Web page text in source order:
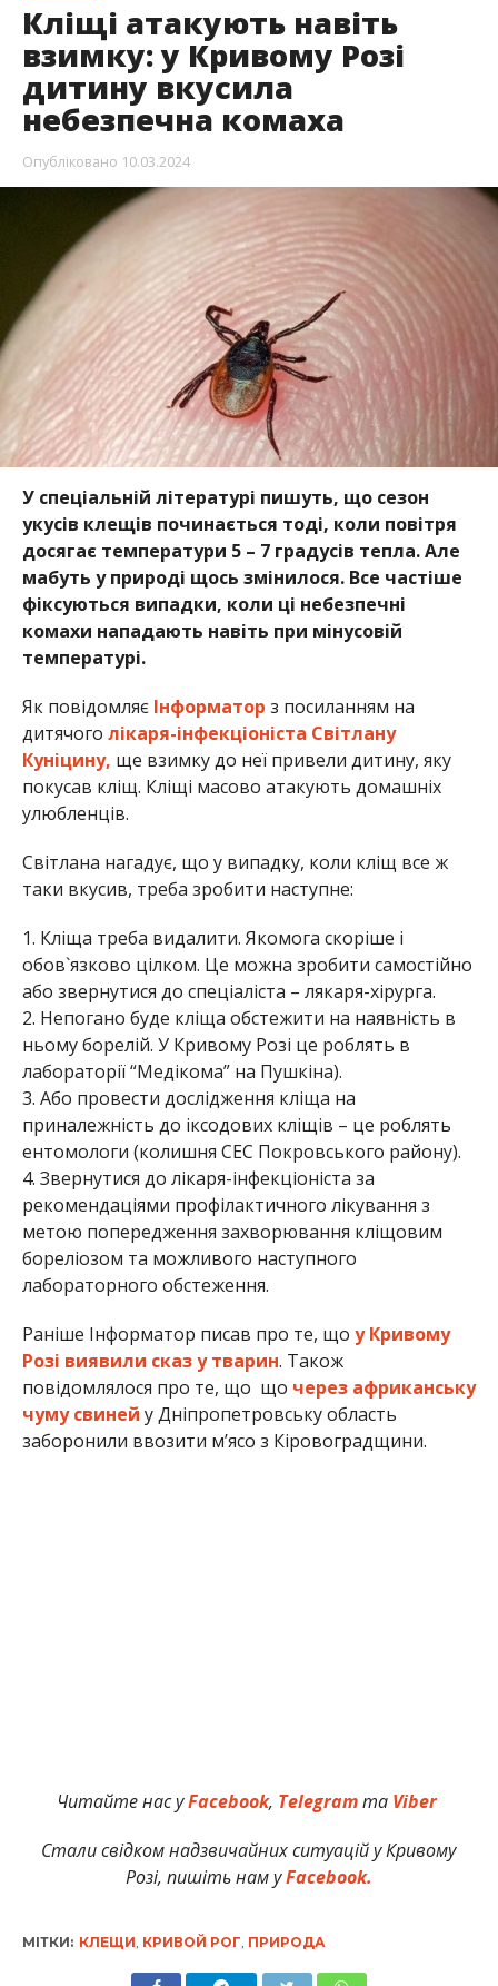
Кліщі атакують навіть
взимку: у Кривому Розі
дитину вкусила
небезпечна комаха
Опубліковано 10.03.2024
У спеціальній літературі пишуть, що сезон
укусів клещів починається тоді, коли повітря
досягає температури 5 – 7 градусів тепла. Але
мабуть у природі щось змінилося. Все частіше
фіксуються випадки, коли ці небезпечні
комахи нападають навіть при мінусовій
температурі.
Як повідомляє Інформатор з посиланням на
дитячого лікаря-інфекціоніста Світлану
Куніцину, ще взимку до неї привели дитину, яку
покусав кліщ. Кліщі масово атакують домашніх
улюбленців.
Світлана нагадує, що у випадку, коли кліщ все ж
таки вкусив, треба зробити наступне:
1. Кліща треба видалити. Якомога скоріше і
обов`язково цілком. Це можна зробити самостійно
або звернутися до спеціаліста – лякаря-хірурга.
2. Непогано буде кліща обстежити на наявність в
ньому борелій. У Кривому Розі це роблять в
лабораторії “Медікома” на Пушкіна).
3. Або провести дослідження кліща на
приналежність до іксодових кліщів – це роблять
ентомологи (колишня СЕС Покровського району).
4. Звернутися до лікаря-інфекціоніста за
рекомендаціями профілактичного лікування з
метою попередження захворювання кліщовим
бореліозом та можливого наступного
лабораторного обстеження.
Раніше Інформатор писав про те, що у Кривому
Розі виявили сказ у тварин. Також
повідомлялося про те, що що через африканську
чуму свиней у Дніпропетровську область
заборонили ввозити м’ясо з Кіровоградщини.
Читайте нас уFacebook, Telegramта Viber
Стали свідком надзвичайних ситуацій у Кривому
Розі, пишіть нам уFacebook.
МІТКИ: КЛЕЩИ КРИВОЙ РОГ ПРИРОДА